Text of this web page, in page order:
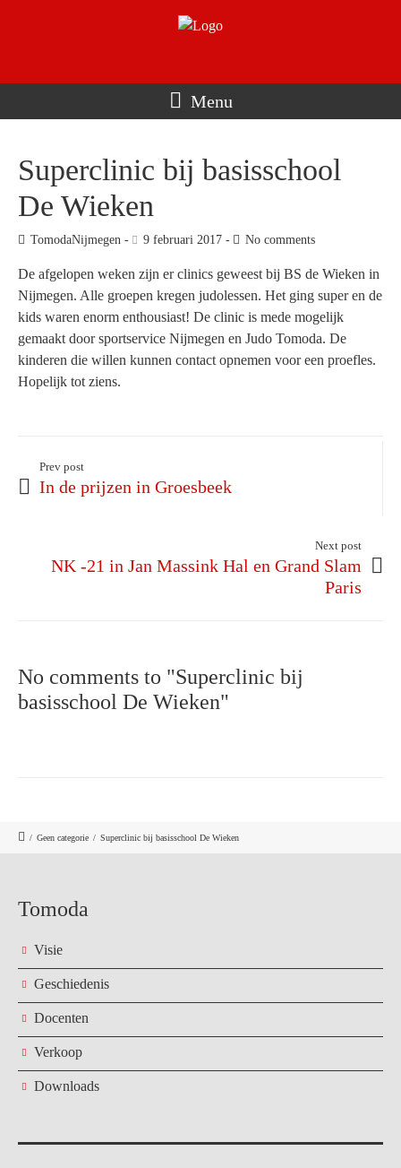
Menu
Superclinic bij basisschool
De Wieken
TomodaNijmegen 9 februari 2017 No comments
De afgelopen weken zijn er clinics geweest bij BS de Wieken in
Nijmegen. Alle groepen kregen judolessen. Het ging super en de
kids waren enorm enthousiast! De clinic is mede mogelijk
gemaakt door sportservice Nijmegen en Judo Tomoda. De
kinderen die willen kunnen contact opnemen voor een proefles.
Hopelijk tot ziens.
Prev post
In de prijzen in Groesbeek
Next post
NK -21 in Jan Massink Hal en Grand Slam
Paris
No comments to "Superclinic bij
basisschool De Wieken"
/ Geen categorie / Superclinic bij basisschool De Wieken
Tomoda
Visie
Geschiedenis
Docenten
Verkoop
Downloads